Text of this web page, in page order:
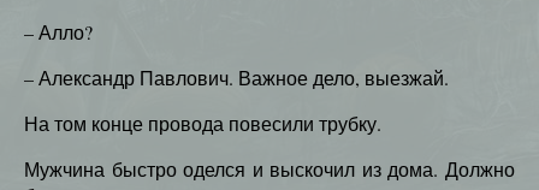
– Алло?
– Александр Павлович. Важное дело, выезжай.
На том конце провода повесили трубку.
Мужчина быстро оделся и выскочил из дома. Должно